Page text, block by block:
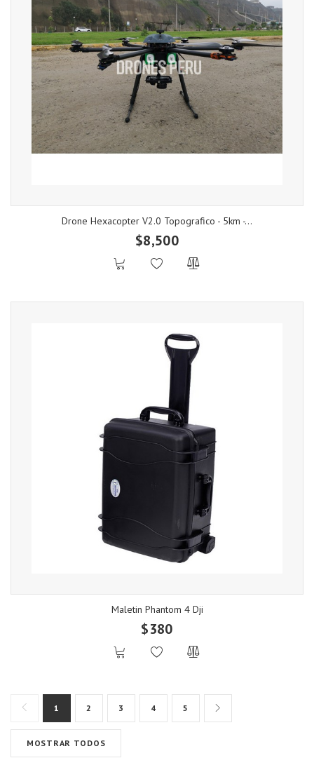
Drone Hexacopter V2.0 Topografico - 5km -...
$8,500
Maletin Phantom 4 Dji
$380
1 2 3 4 5
MOSTRAR TODOS